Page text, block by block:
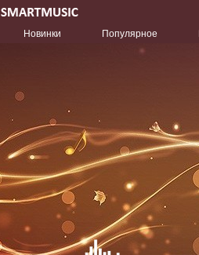
Новинки Популярное